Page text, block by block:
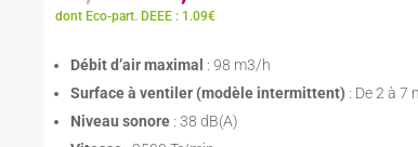
prix
était :
45,00 €.
est :
32,00 €.
dont Eco-part. DEEE : 1.09€
Débit d’air maximal : 98 m3/h
Surface à ventiler (modèle intermittent) : De 2 à 7
Niveau sonore : 38 dB(A)